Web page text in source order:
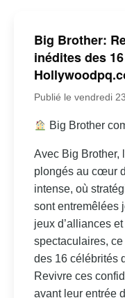
Big Brother:
inédites des
Publié le vendredi
Big Brother
Avec Big Brother,
plongés au cœur
intense, où
sont entremêlées
jeux d’alliances
spectaculaires,
des 16 célébrités
Revivre ces
avant leur entrée